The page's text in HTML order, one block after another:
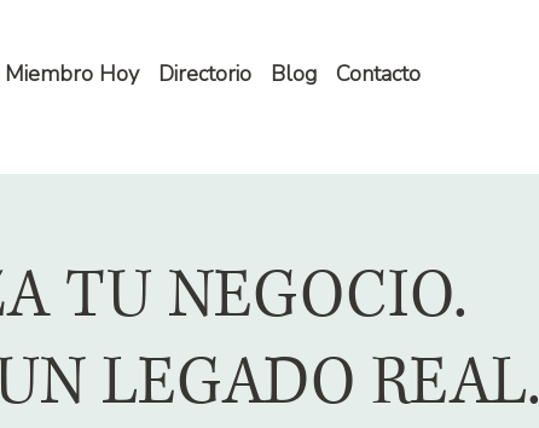
Miembro Hoy Directorio Blog Contacto
TU NEGOCIO.
LEGADO REAL.